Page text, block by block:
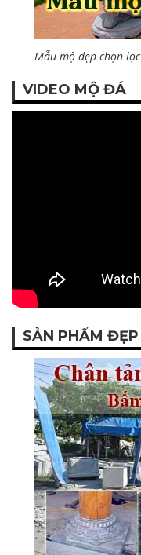
Mẫu mộ đẹp chọn lọc
VIDEO MỘ ĐÁ
SẢN PHẨM ĐẸP